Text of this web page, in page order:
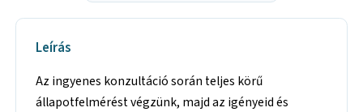
Leírás
Az ingyenes konzultáció során teljes körű
állapotfelmérést végzünk, majd az igényeid és